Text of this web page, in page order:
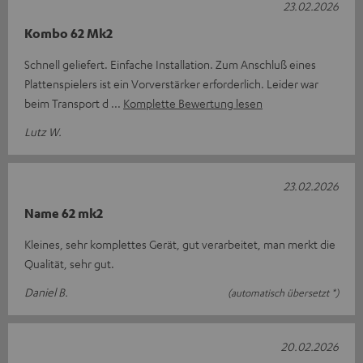
Kombo 62 Mk2
Schnell geliefert. Einfache Installation. Zum Anschluß eines
Plattenspielers ist ein Vorverstärker erforderlich. Leider war
beim Transport d
Komplette Bewertung lesen
Lutz W.
23.02.2026
Name 62 mk2
Kleines, sehr komplettes Gerät, gut verarbeitet, man merkt die
Qualität, sehr gut.
Daniel B.
(automatisch übersetzt *)
23.02.2026
20.02.2026